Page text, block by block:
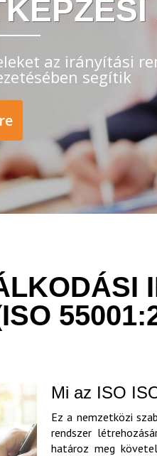
az irányítási
segítik
Mi az ISO
Ez a nemzetközi
rendszer
határoz meg